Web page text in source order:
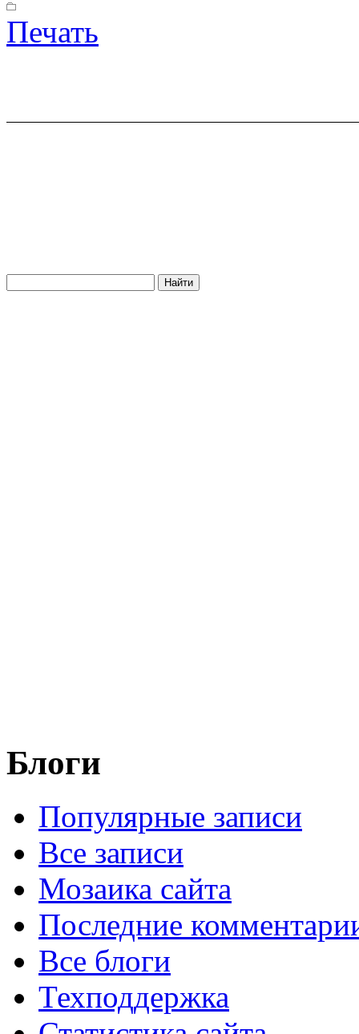
Печать
Блоги
Популярные записи
Все записи
Мозаика сайта
Последние
Все блоги
Техподдержка